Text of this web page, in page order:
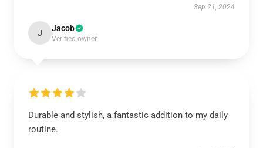
Sep 21, 2024
J Jacob
Verified owner
Durable and stylish, a fantastic addition to my daily
routine.